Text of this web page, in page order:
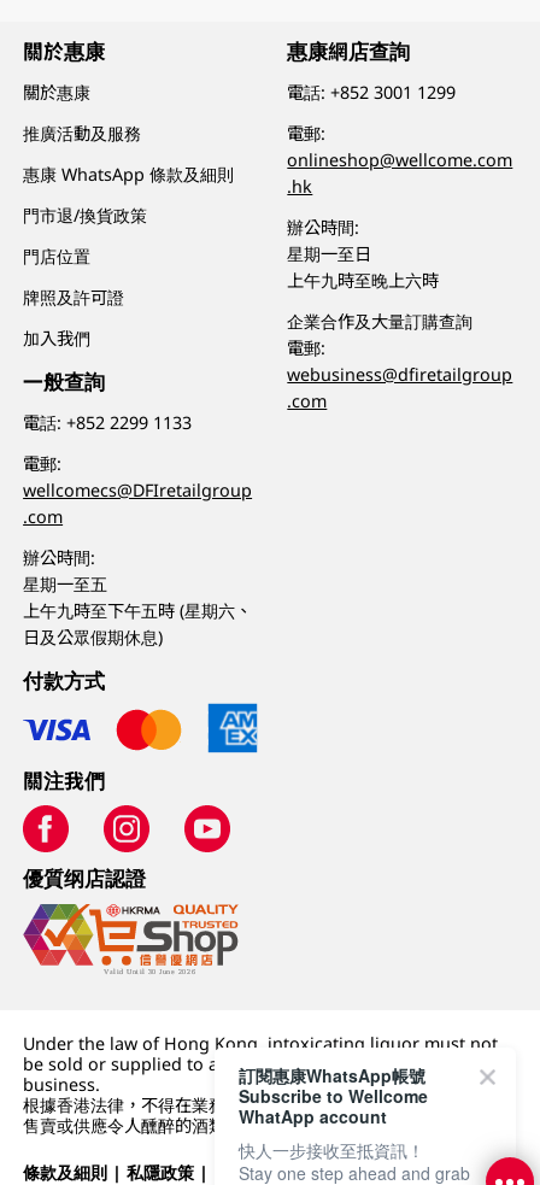
關於惠康
關於惠康
推廣活動及服務
惠康 WhatsApp 條款及細則
門市退/換貨政策
門店位置
牌照及許可證
加入我們
一般查詢
電話:+852 2299 1133
電郵:
wellcomecs@DFIretailgroup
.com
辦公時間:
星期一至五
上午九時至下午五時 (星期六、
日及公眾假期休息)
惠康網店查詢
電話:+852 3001 1299
電郵:
onlineshop@wellcome.com
.hk
辦公時間:
星期一至日
上午九時至晚上六時
企業合作及大量訂購查詢
電郵:
webusiness@dfiretailgroup
.com
付款方式
關注我們
優質纲店認證
Under the law of Hong Kong, intoxicating liquor must not
be sold or supplied to a minor (under 18) in the course of
business.
根據香港法律，不得在業務過程中，向未成年人 (18 歲以下人士)
售賣或供應令人醺醉的酒類。
條款及細則 |私隱政策 | DFI零售集團
訂閱惠康WhatsApp帳號
Subscribe to Wellcome
WhatApp account
快人一步接收至抵資訊！
Stay one step ahead and grab